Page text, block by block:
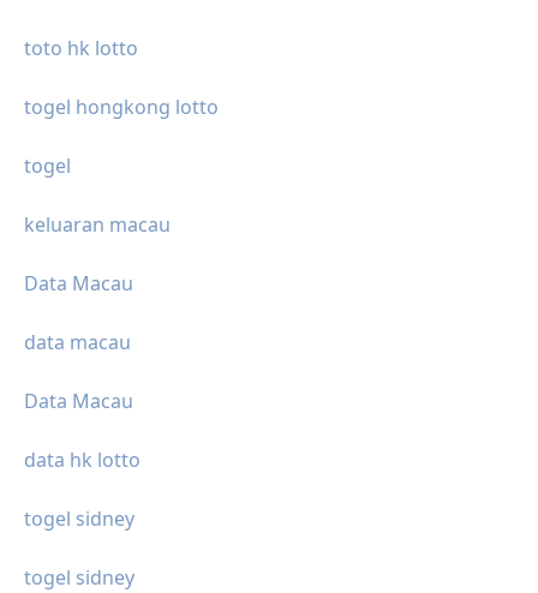
toto hk lotto
togel hongkong lotto
togel
keluaran macau
Data Macau
data macau
Data Macau
data hk lotto
togel sidney
togel sidney